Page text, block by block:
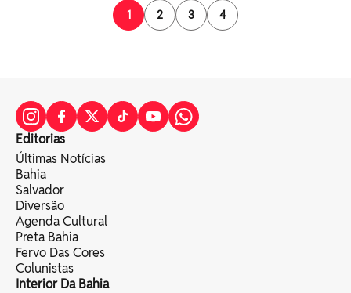
1
2 3 4
Editorias
Últimas Notícias
Bahia
Salvador
Diversão
Agenda Cultural
Preta Bahia
Fervo Das Cores
Colunistas
Interior Da Bahia